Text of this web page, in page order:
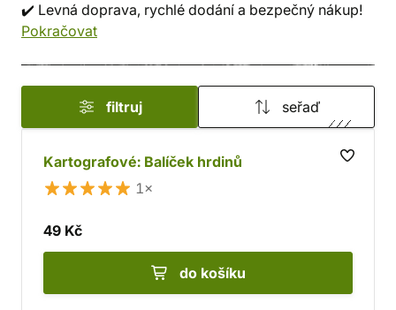
✔️ Levná doprava, rychlé dodání a bezpečný nákup!
Pokračovat
filtruj seřaď
Kartografové: Balíček hrdinů
1×
49 Kč
do košíku